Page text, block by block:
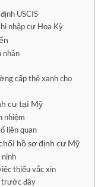
USCIS
nhập cư Hoa Kỳ
nhân
cấp thẻ xanh cho
cư tại Mỹ
nhiệm
liên quan
hồ sơ định cư Mỹ
ninh
thiếu vắc xin
trước đây